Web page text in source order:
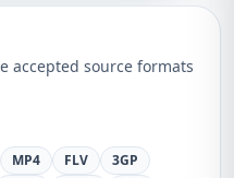
accepted source formats
MP4 FLV
3GP